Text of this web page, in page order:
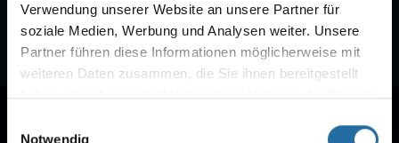
Verwendung unserer Website an unsere Partner für
soziale Medien, Werbung und Analysen weiter. Unsere
Partner führen diese Informationen möglicherweise mit
weiteren Daten zusammen, die Sie ihnen bereitgestellt
haben oder die sie im Rahmen Ihrer Nutzung der Dienste
Notwendig